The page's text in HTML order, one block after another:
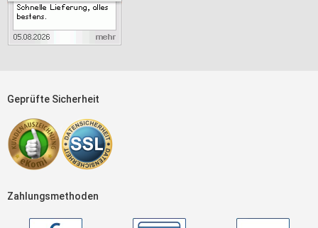
Geprüfte Sicherheit
Zahlungsmethoden